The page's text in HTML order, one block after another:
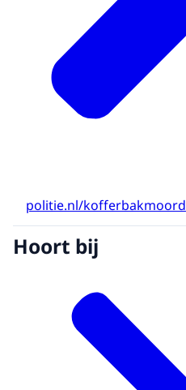
politie.nl/kofferbakmoord
Hoort bij